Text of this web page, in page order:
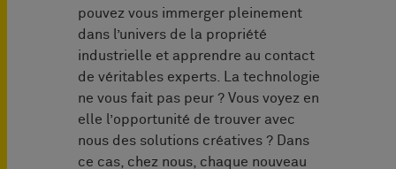
pouvez vous immerger pleinement
dans l’univers de la propriété
industrielle et apprendre au contact
de véritables experts. La technologie
ne vous fait pas peur ? Vous voyez en
elle l’opportunité de trouver avec
nous des solutions créatives ? Dans
ce cas, chez nous, chaque nouveau